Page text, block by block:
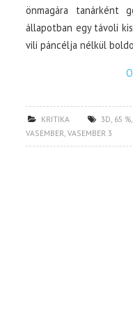
önmagára tanárként
állapotban egy távoli
vili páncélja nélkül
KRITIKA 3D 65 %
VASEMBER ,VASEMBER 3